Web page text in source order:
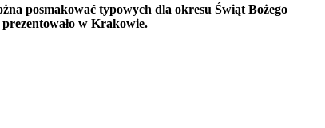
posmakować typowych dla okresu Świąt Bożego
w Krakowie.